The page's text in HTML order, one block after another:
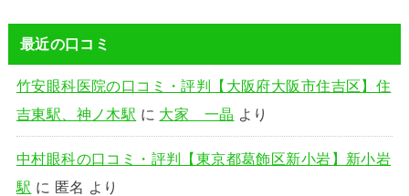
最近の口コミ
竹安眼科医院の口コミ・評判【大阪府大阪市住吉区】住
吉東駅、神ノ木駅 に 大家 一晶 より
中村眼科の口コミ・評判【東京都葛飾区新小岩】新小岩
駅 に 匿名 より